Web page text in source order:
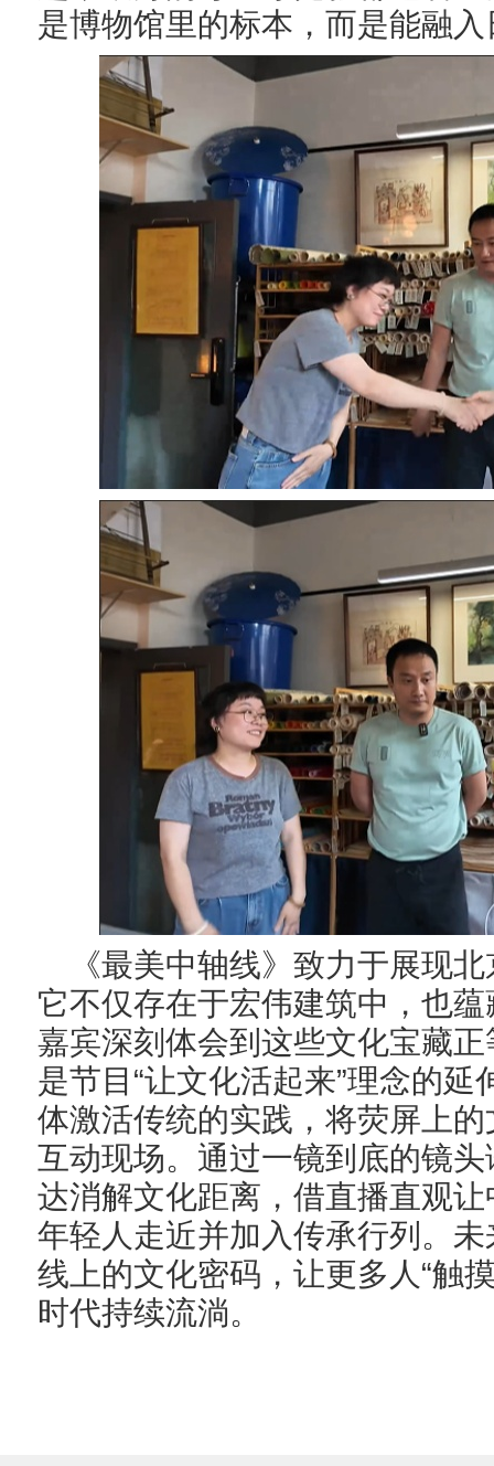
是博物馆里的标本，而是能融入
《最美中轴线》致力于展现
它不仅存在于宏伟建筑中，也
嘉宾深刻体会到这些文化宝藏
是节目 “让文化活起来”理念的延
体激活传统的实践，将荧屏上
互动现场。通过一镜到底的镜
达消解文化距离，借直播直观
年轻人走近并加入传承行列。
线上的文化密码，让更多人 “触
时代持续流淌。